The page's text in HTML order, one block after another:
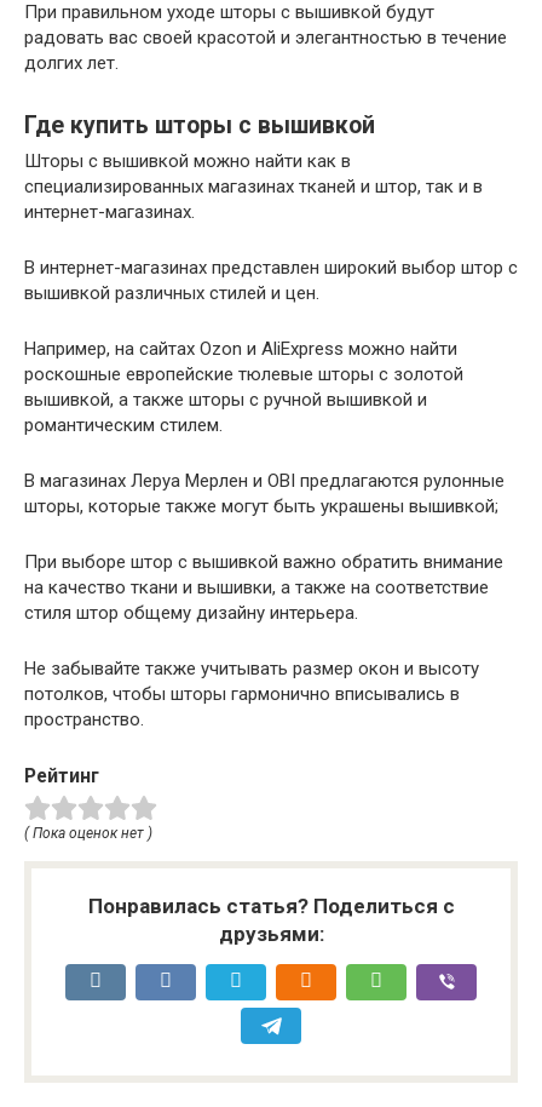
При правильном уходе шторы с вышивкой будут
радовать вас своей красотой и элегантностью в течение
долгих лет.
Где купить шторы с вышивкой
Шторы с вышивкой можно найти как в
специализированных магазинах тканей и штор, так и в
интернет-магазинах.
В интернет-магазинах представлен широкий выбор штор с
вышивкой различных стилей и цен.
Например, на сайтах Ozon и AliExpress можно найти
роскошные европейские тюлевые шторы с золотой
вышивкой, а также шторы с ручной вышивкой и
романтическим стилем.
В магазинах Леруа Мерлен и OBI предлагаются рулонные
шторы, которые также могут быть украшены вышивкой;
При выборе штор с вышивкой важно обратить внимание
на качество ткани и вышивки, а также на соответствие
стиля штор общему дизайну интерьера.
Не забывайте также учитывать размер окон и высоту
потолков, чтобы шторы гармонично вписывались в
пространство.
Рейтинг
( Пока оценок нет )
Понравилась статья? Поделиться с
друзьями: